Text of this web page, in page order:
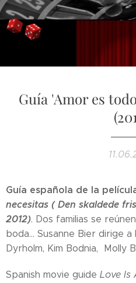
Guía 'Amor es
Guía española de la
necesitas ( Den skaldede
2012). Dos familias se
boda... Susanne Bier dirige
Dyrholm, Kim Bodnia, Molly
Spanish movie guide Love Is